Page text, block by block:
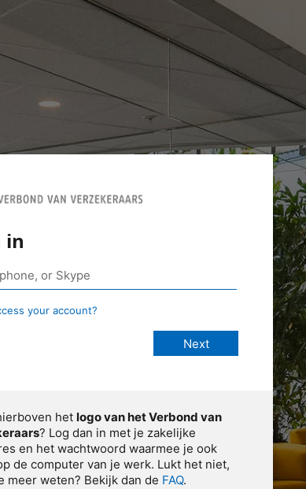
in
your account?
het logo van het Verbond van
? Log dan in met je zakelijke
en het wachtwoord waarmee je ook
de computer van je werk. Lukt het niet,
meer weten? Bekijk dan de FAQ.